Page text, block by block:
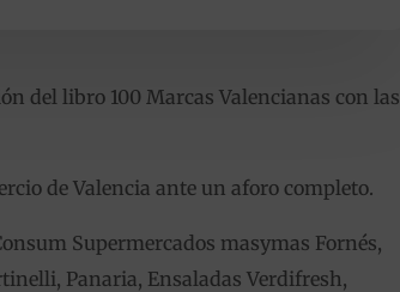
del libro 100 Marcas Valencianas con las
de Valencia ante un aforo completo.
Supermercados masymas Fornés,
Panaria, Ensaladas Verdifresh,